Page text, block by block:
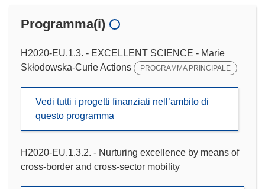
Programma(i)
H2020-EU.1.3. - EXCELLENT SCIENCE - Marie
Skłodowska-Curie Actions
PROGRAMMA PRINCIPALE
Vedi tutti i progetti finanziati nell’ambito di
questo programma
H2020-EU.1.3.2. - Nurturing excellence by means of
cross-border and cross-sector mobility